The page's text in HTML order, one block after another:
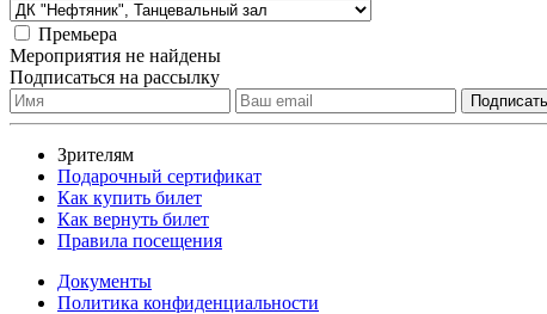
Премьера
Мероприятия не найдены
Подписаться на рассылку
Зрителям
Подарочный сертификат
Как купить билет
Как вернуть билет
Правила посещения
Документы
Политика конфиденциальности